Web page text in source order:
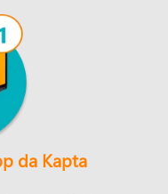
da Kapta